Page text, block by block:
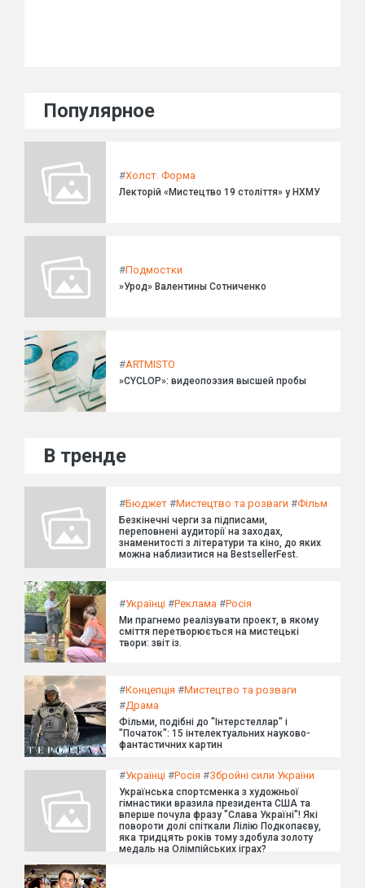
Популярное
#Холст. Форма
Лекторій «Мистецтво 19 століття» у НХМУ
#Подмостки
»Урод» Валентины Сотниченко
#ARTMISTO
»CYCLOP»: видеопоэзия высшей пробы
В тренде
#Бюджет #Мистецтво та розваги #Фільм
Безкінечні черги за підписами,
переповнені аудиторії на заходах,
знаменитості з літератури та кіно, до яких
можна наблизитися на BestsellerFest.
#Українці #Реклама #Росія
Ми прагнемо реалізувати проект, в якому
сміття перетворюється на мистецькі
твори: звіт із.
#Концепція #Мистецтво та розваги
#Драма
Фільми, подібні до "Інтерстеллар" і
"Початок": 15 інтелектуальних науково-
фантастичних картин
#Українці #Росія #Збройні сили України
Українська спортсменка з художньої
гімнастики вразила президента США та
вперше почула фразу "Слава Україні"! Які
повороти долі спіткали Лілію Подкопаєву,
яка тридцять років тому здобула золоту
медаль на Олімпійських іграх?